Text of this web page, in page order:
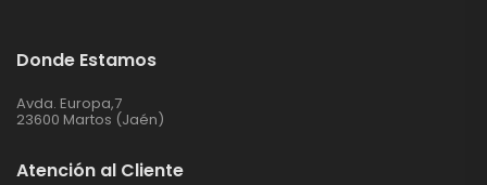
Donde Estamos
Avda. Europa,7
23600 Martos (Jaén)
Atención al Cliente